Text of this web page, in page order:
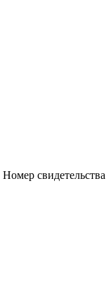
Номер свидетельства